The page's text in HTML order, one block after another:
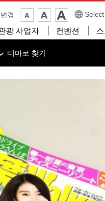
경
광 사업자 컨벤션
테마로 찾기